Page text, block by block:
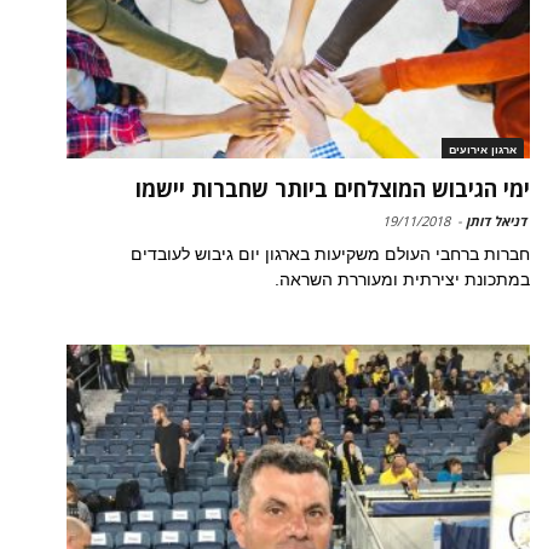
ארגון אירועים
ימי הגיבוש המוצלחים ביותר שחברות יישמו
דניאל דותן -
19/11/2018
חברות ברחבי העולם משקיעות בארגון יום גיבוש לעובדים
במתכונת יצירתית ומעוררת השראה.